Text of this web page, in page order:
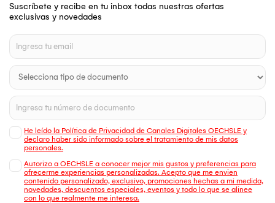
Suscríbete y recibe en tu inbox todas nuestras ofertas
exclusivas y novedades
He leído la Política de Privacidad de Canales Digitales OECHSLE y
declaro haber sido informado sobre el tratamiento de mis datos
personales.
Autorizo a OECHSLE a conocer mejor mis gustos y preferencias para
ofrecerme experiencias personalizadas. Acepto que me envien
contenido personalizado, exclusivo, promociones hechas a mi medida,
novedades, descuentos especiales, eventos y todo lo que se alinee
con lo que realmente me interesa.